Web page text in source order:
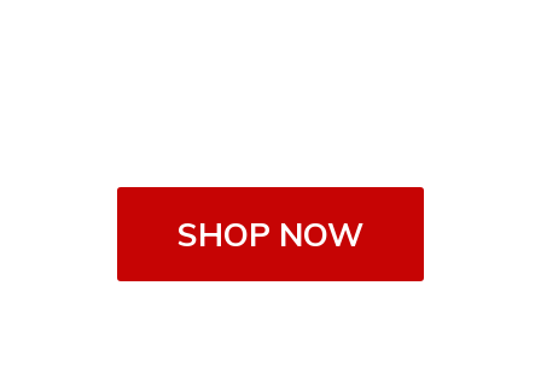
SHOP NOW